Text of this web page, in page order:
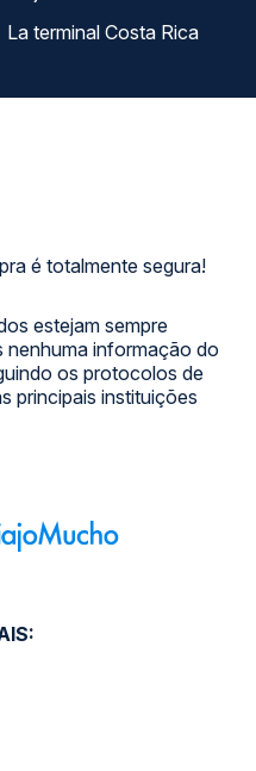
é totalmente segura!
estejam sempre
nenhuma informação do
os protocolos de
principais instituições
La terminal Costa Rica